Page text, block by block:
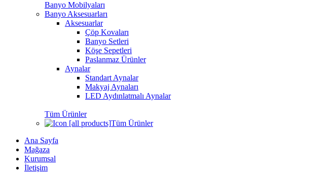
Banyo Mobilyaları
Banyo Aksesuarları
Aksesuarlar
Çöp Kovaları
Banyo Setleri
Köşe Sepetleri
Paslanmaz Ürünler
Aynalar
Standart Aynalar
Makyaj Aynaları
LED Aydınlatmalı Aynalar
Tüm Ürünler
Tüm Ürünler
Ana Sayfa
Mağaza
Kurumsal
İletişim